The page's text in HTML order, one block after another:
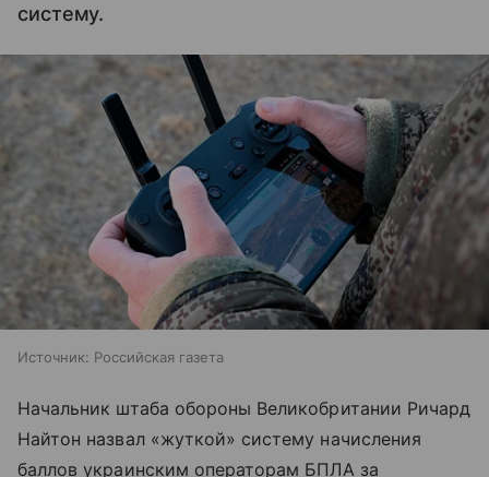
систему.
Источник: Российская газета
Начальник штаба обороны Великобритании Ричард
Найтон назвал «жуткой» систему начисления
баллов украинским операторам БПЛА за